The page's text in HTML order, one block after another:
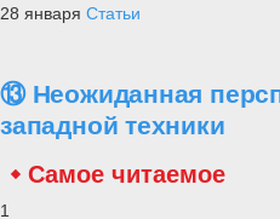
28 января Статьи
⑬ Неожиданная
западной техники
Самое читаемое
1